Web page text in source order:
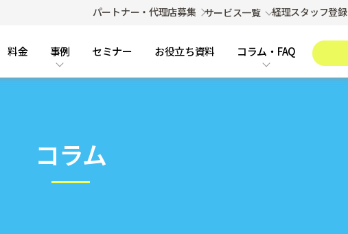
パートナー・代理店募集 サービス一覧 経理スタッフ登録
料金 事例 セミナー お役立ち資料 コラム・FAQ
コラム